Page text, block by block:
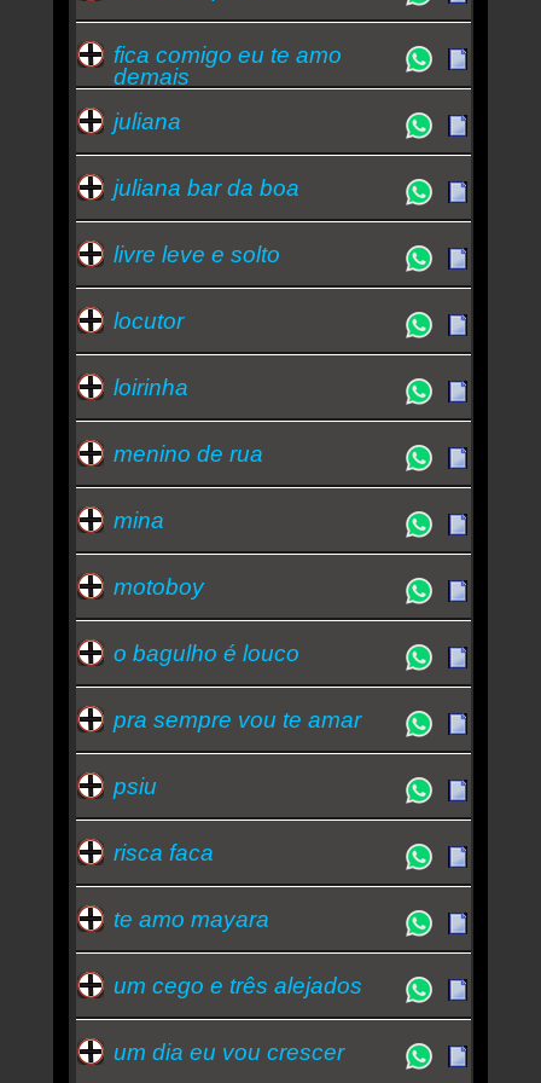
fica comigo eu te amo
demais
juliana
juliana bar da boa
livre leve e solto
locutor
loirinha
menino de rua
mina
motoboy
o bagulho é louco
pra sempre vou te amar
psiu
risca faca
te amo mayara
um cego e três alejados
um dia eu vou crescer